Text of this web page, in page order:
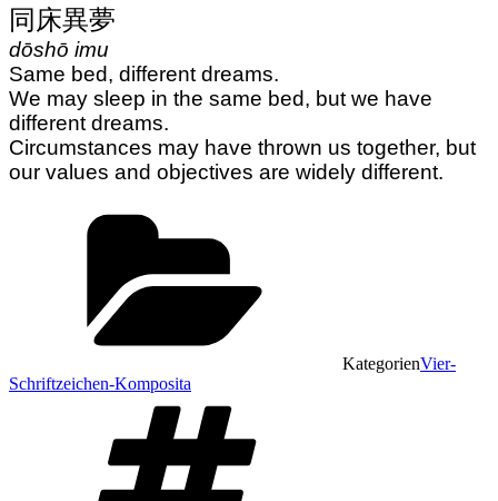
同床異夢
dōshō imu
Same bed, different dreams.
We may sleep in the same bed, but we have
different dreams.
Circumstances may have thrown us together, but
our values and objectives are widely different.
KategorienVier-
Schriftzeichen-Komposita